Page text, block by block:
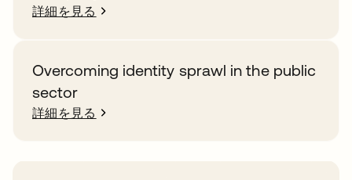
詳細を見る
Overcoming identity sprawl in the public
sector
詳細を見る